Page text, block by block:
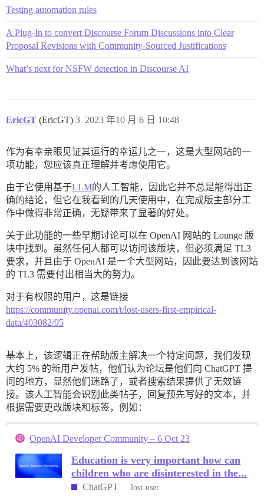
Testing automation rules
A Plug-In to convert Discourse Forum Discussions into Clear
Proposal Revisions with Community-Sourced Justifications
What’s next for NSFW detection in Discourse AI
EricGT (EricGT) 2023 年10 月 6 日 10:48
3
作为有幸亲眼见证其运行的幸运儿之一，这是大型网站的一
项功能，您应该真正理解并考虑使用它。
由于它使用基于LLM的人工智能，因此它并不总是能得出正
确的结论，但它在我看到的几天使用中，在完成版主部分工
作中做得非常正确，无疑带来了显著的好处。
关于此功能的一些早期讨论可以在 OpenAI 网站的 Lounge 版
块中找到。虽然任何人都可以访问该版块，但必须满足 TL3
要求，并且由于 OpenAI 是一个大型网站，因此要达到该网站
的 TL3 需要付出相当大的努力。
对于有权限的用户，这是链接
https://community.openai.com/t/lost-users-first-empirical-
data/403082/95
基本上，该逻辑正在帮助版主解决一个特定问题，我们发现
大约 5% 的新用户发帖，他们认为论坛是他们向 ChatGPT 提
问的地方，显然他们迷路了，或者搜索结果提供了无效链
接。该人工智能会识别此类帖子，回复预先写好的文本，并
根据需要更改版块和标签，例如：
OpenAI Developer Community – 6 Oct 23
Education is very important how can
children who are disinterested in the...
ChatGPT lost-user